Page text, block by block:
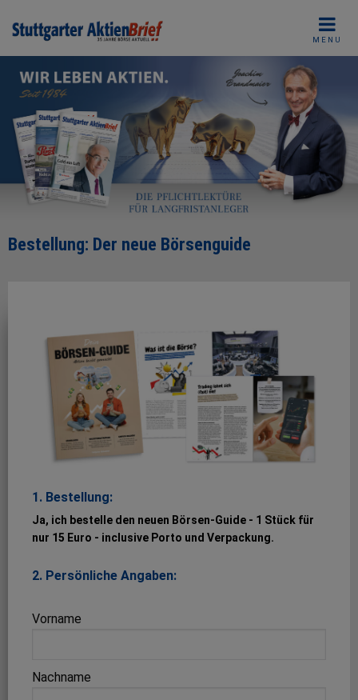
MENU
Bestellung: Der neue Börsenguide
1. Bestellung:
Ja, ich bestelle den neuen Börsen-Guide - 1 Stück für
nur 15 Euro - inclusive Porto und Verpackung.
2. Persönliche Angaben:
Vorname
Nachname